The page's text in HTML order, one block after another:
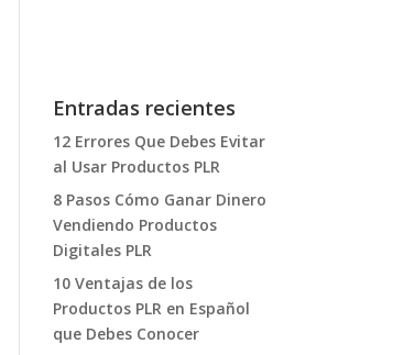
Entradas recientes
12 Errores Que Debes Evitar
al Usar Productos PLR
8 Pasos Cómo Ganar Dinero
Vendiendo Productos
Digitales PLR
10 Ventajas de los
Productos PLR en Español
que Debes Conocer